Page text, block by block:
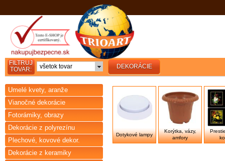
FILTRUJ
TOVAR:
všetok tovar DEKORÁCIE
Umelé kvety, aranže
Vianočné dekorácie
Fotorámiky, obrazy
Dekorácie z polyrezínu
Plechové, kovové dekor.
Dekorácie z keramiky
Dotykové lampy
Korýtka, vázy,
amfory